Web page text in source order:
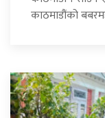
काठमाडौंको